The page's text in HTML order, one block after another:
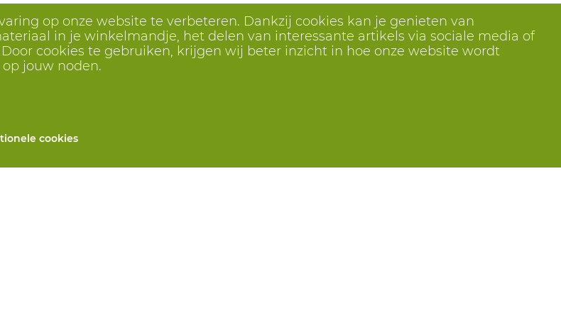
op onze website te verbeteren. Dankzij cookies kan je genieten van
in je winkelmandje, het delen van interessante artikels via sociale media of
cookies te gebruiken, krijgen wij beter inzicht in hoe onze website wordt
jouw noden.
cookies